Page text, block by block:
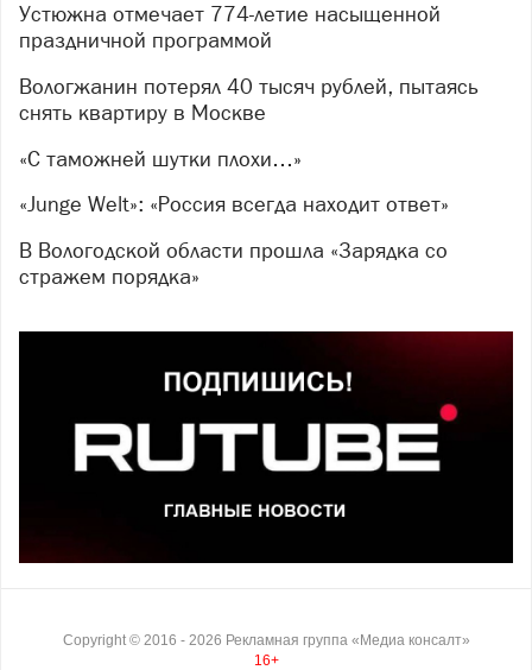
Устюжна отмечает 774-летие насыщенной
праздничной программой
Вологжанин потерял 40 тысяч рублей, пытаясь
снять квартиру в Москве
«С таможней шутки плохи…»
«Junge Welt»: «Россия всегда находит ответ»
В Вологодской области прошла «Зарядка со
стражем порядка»
Copyright © 2016 - 2026 Рекламная группа «Медиа консалт»
16+